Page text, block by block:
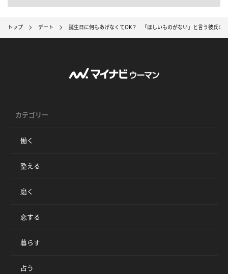
トップ デート 誕生日に何もあげなくてOK？ 「ほしいものがない」と言う彼氏の
カテゴリー
働く
整える
磨く
恋する
暮らす
占う